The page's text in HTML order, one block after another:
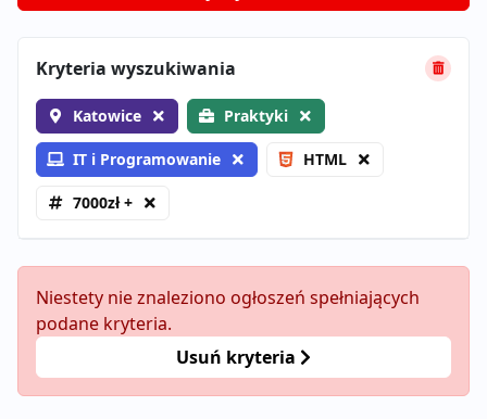
Kryteria wyszukiwania
Katowice Praktyki
IT i Programowanie HTML
7000zł +
Niestety nie znaleziono ogłoszeń spełniających
podane kryteria.
Usuń kryteria